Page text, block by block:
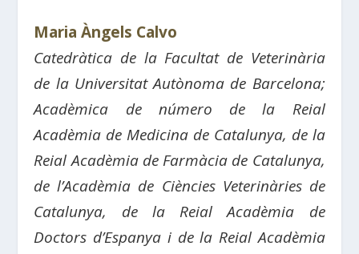
Maria Àngels Calvo
Catedràtica de la Facultat de Veterinària
de la Universitat Autònoma de Barcelona;
Acadèmica de número de la Reial
Acadèmia de Medicina de Catalunya, de la
Reial Acadèmia de Farmàcia de Catalunya,
de l’Acadèmia de Ciències Veterinàries de
Catalunya, de laReial Acadèmia de
Doctors d’Espanya i dela Reial Acadèmia